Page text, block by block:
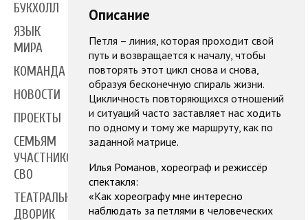
БУКХОЛЛ
ЯЗЫК
МИРА
КОМАНДА
НОВОСТИ
ПРОЕКТЫ
СЕМЬЯМ
УЧАСТНИКОВ
СВО
ТЕАТРАЛЬНЫЙ
ДВОРИК
Описание
Петля – линия, которая проходит свой
путь и возвращается к началу, чтобы
повторять этот цикл снова и снова,
образуя бесконечную спираль жизни.
Цикличность повторяющихся отношений
и ситуаций часто заставляет нас ходить
по одному и тому же маршруту, как по
заданной матрице.
Илья Романов, хореограф и режиссёр
спектакля:
«Как хореографу мне интересно
наблюдать за петлями в человеческих